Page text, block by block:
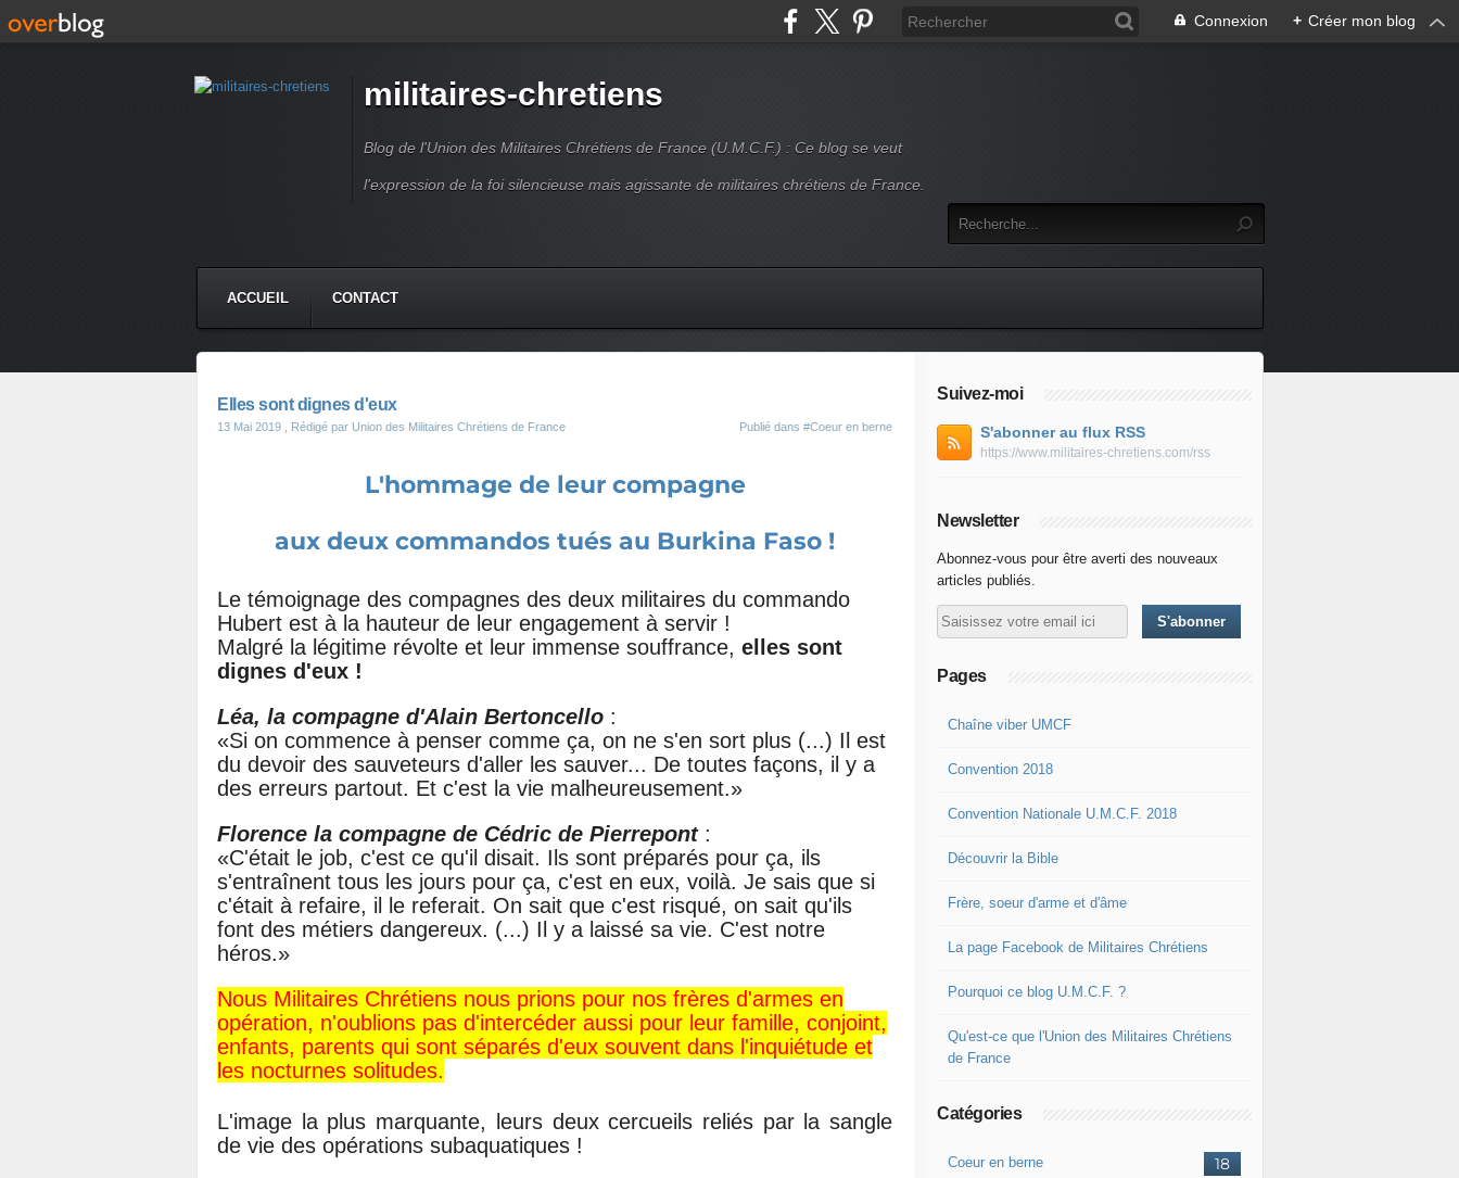
Connexion + Créer mon blog
militaires-chretiens
Blog de l'Union des Militaires Chrétiens de France (U.M.C.F.) : Ce blog se veut
l'expression de la foi silencieuse mais agissante de militaires chrétiens de France.
ACCUEIL CONTACT
Elles sont dignes d'eux
13 Mai 2019 , Rédigé par Union des Militaires Chrétiens de France Publié dans #Coeur en berne
L'hommage de leur compagne
aux deux commandos tués au Burkina Faso !
Le témoignage des compagnes des deux militaires du commando
Hubert est à la hauteur de leur engagement à servir !
Malgré la légitime révolte et leur immense souffrance, elles sont
dignes d'eux !
Léa, la compagne d'Alain Bertoncello :
«Si on commence à penser comme ça, on ne s'en sort plus (...) Il est
du devoir des sauveteurs d'aller les sauver... De toutes façons, il y a
des erreurs partout. Et c'est la vie malheureusement.»
Florence la compagne de Cédric de Pierrepont:
«C'était le job, c'est ce qu'il disait. Ils sont préparés pour ça, ils
s'entraînent tous les jours pour ça, c'est en eux, voilà. Je sais que si
c'était à refaire, il le referait. On sait que c'est risqué, on sait qu'ils
font des métiers dangereux. (...) Il y a laissé sa vie. C'est notre
héros.»
Nous Militaires Chrétiens nous prions pour nos frères d'armes en
opération, n'oublions pas d'intercéder aussi pour leur famille, conjoint,
enfants, parents qui sont séparés d'eux souvent dans l'inquiétude et
les nocturnes solitudes.
L'image la plus marquante, leurs deux cercueils reliés par la sangle
de vie des opérations subaquatiques !
Suivez-moi
S'abonner au flux RSS
https://www.militaires-chretiens.com/rss
Newsletter
Abonnez-vous pour être averti des nouveaux
articles publiés.
Pages
Chaîne viber UMCF
Convention 2018
Convention Nationale U.M.C.F. 2018
Découvrir la Bible
Frère, soeur d'arme et d'âme
La page Facebook de Militaires Chrétiens
Pourquoi ce blog U.M.C.F. ?
Qu'est-ce que l'Union des Militaires Chrétiens
de France
Catégories
18
Coeur en berne